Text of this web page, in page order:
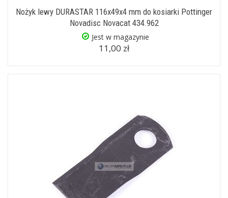
Nożyk lewy DURASTAR 116x49x4 mm do kosiarki Pottinger
Novadisc Novacat 434.962
Jest w magazynie
11,00 zł